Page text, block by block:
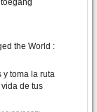
the World :
y toma la ruta
de tus